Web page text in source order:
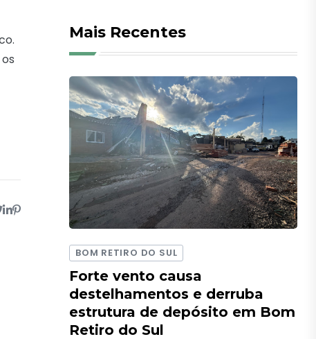
Mais Recentes
BOM RETIRO DO SUL
Forte vento causa
destelhamentos e derruba
estrutura de depósito em Bom
Retiro do Sul